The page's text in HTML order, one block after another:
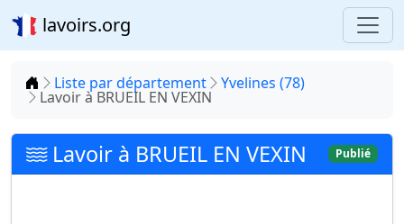
lavoirs.org
Accueil
Liste par département Yvelines (78)
Lavoir à BRUEIL EN VEXIN
Lavoir à BRUEIL EN VEXIN Publié